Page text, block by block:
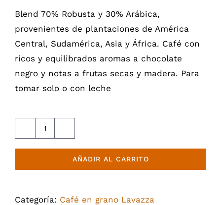
Blend 70% Robusta y 30% Arábica,
provenientes de plantaciones de América
Central, Sudamérica, Asia y África. Café con
ricos y equilibrados aromas a chocolate
negro y notas a frutas secas y madera. Para
tomar solo o con leche
grano
Lavazza
E
AÑADIR AL CARRITO
Categoría: Café en grano Lavazza